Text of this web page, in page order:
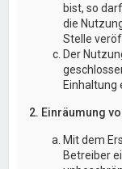
bist, so
die
Stelle
Der
Einhaltung
2. Einräumung
Mit dem
Betreiber